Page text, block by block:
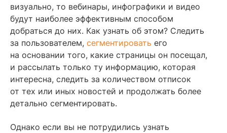
визуально, то вебинары, инфографики и видео
будут наиболее эффективным способом
добраться до них. Как узнать об этом? Следить
за пользователем, сегментировать его
на основании того, какие страницы он посещал,
и рассылать только ту информацию, которая
интересна, следить за количеством отписок
от тех или иных новостей и продолжать более
детально сегментировать.
Однако если вы не потрудились узнать